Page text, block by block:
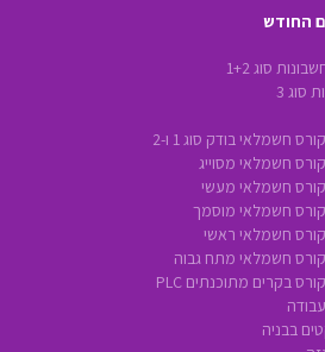
החודש
סוג 1+2
סוג 3
קורס חשמלאי בודק סוג 1 ו-2
קורס חשמלאי מסוייג
קורס חשמלאי מעשי
קורס חשמלאי מוסמך
קורס חשמלאי ראשי
קורס חשמלאי מתח גבוה
קורס בקרים מתוכנתים PLC
בבניה